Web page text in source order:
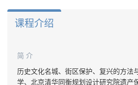
课程介绍
简 介
历史文化名城、街区保护、复兴的方法
学、北京清华同衡规划设计研究院遗产